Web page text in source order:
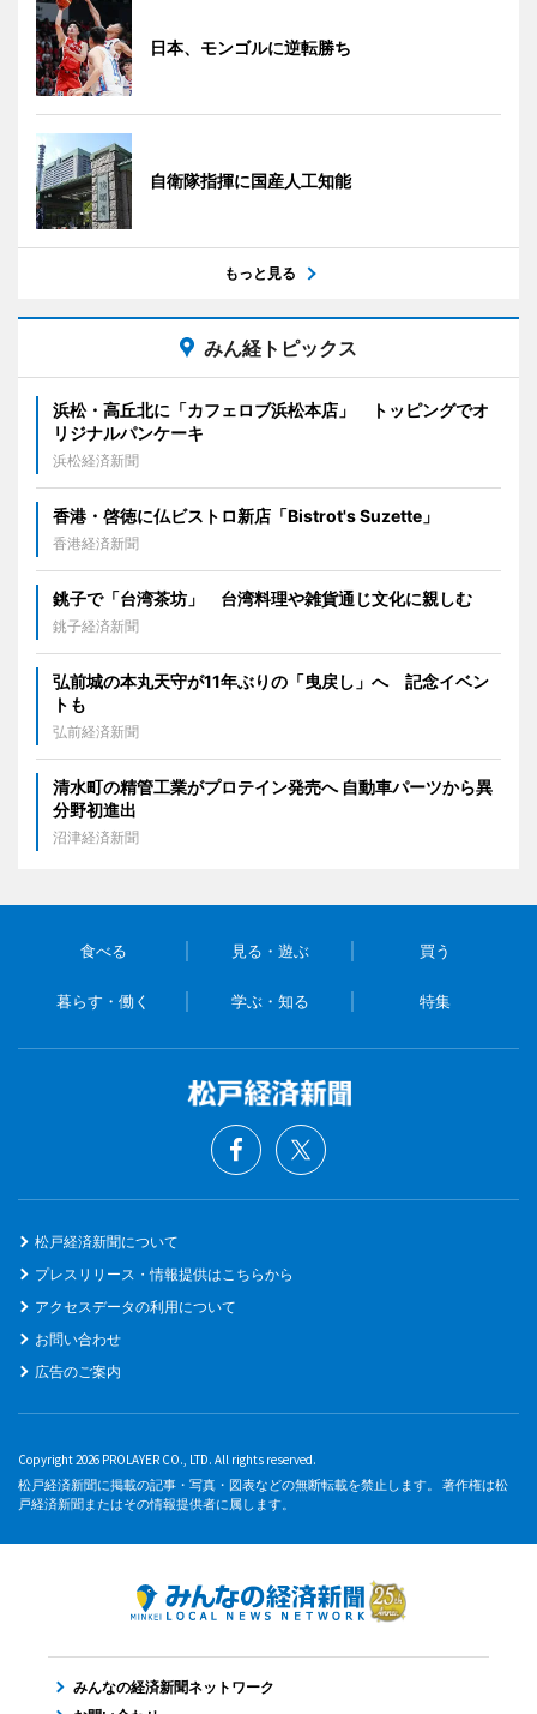
日本、モンゴルに逆転勝ち
自衛隊指揮に国産人工知能
もっと見る
みん経トピックス
浜松・高丘北に「カフェロブ浜松本店」 トッピングでオ
リジナルパンケーキ
浜松経済新聞
香港・啓徳に仏ビストロ新店「Bistrot's Suzette」
香港経済新聞
銚子で「台湾茶坊」 台湾料理や雑貨通じ文化に親しむ
銚子経済新聞
弘前城の本丸天守が11年ぶりの「曳戻し」へ 記念イベン
トも
弘前経済新聞
清水町の精管工業がプロテイン発売へ 自動車パーツから異
分野初進出
沼津経済新聞
食べる 見る・遊ぶ 買う
暮らす・働く 学ぶ・知る 特集
松戸経済新聞について
プレスリリース・情報提供はこちらから
アクセスデータの利用について
お問い合わせ
広告のご案内
Copyright 2026 PROLAYER CO., LTD. All rights reserved.
松戸経済新聞に掲載の記事・写真・図表などの無断転載を禁止します。 著作権は松
戸経済新聞またはその情報提供者に属します。
みんなの経済新聞ネットワーク